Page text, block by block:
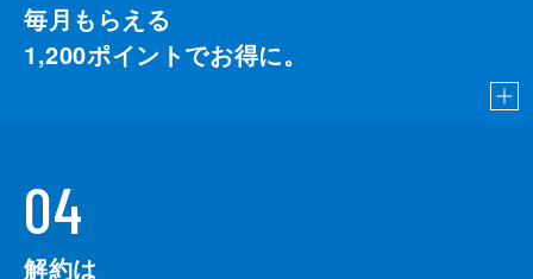
毎月もらえる
1,200ポイントでお得に。
04
解約は